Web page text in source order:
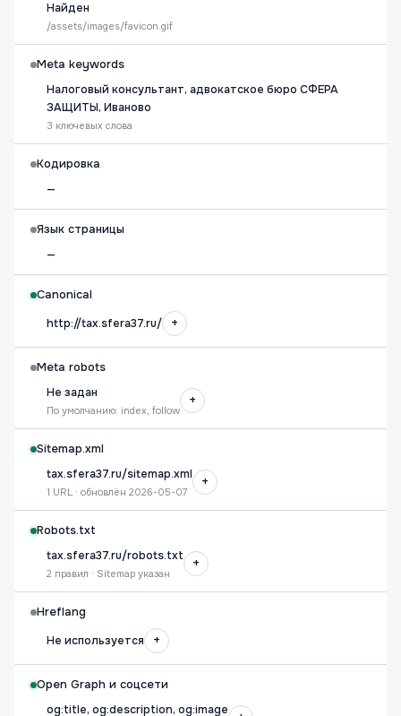
Найден
/assets/images/favicon.gif
Meta keywords
Налоговый консультант, адвокатское бюро СФЕРА
ЗАЩИТЫ, Иваново
3 ключевых слова
Кодировка
—
Язык страницы
—
Canonical
http://tax.sfera37.ru/
+
Meta robots
Не задан
По умолчанию: index, follow
+
Sitemap.xml
tax.sfera37.ru/sitemap.xml
1 URL · обновлён 2026-05-07
+
Robots.txt
tax.sfera37.ru/robots.txt
2 правил · Sitemap указан
+
Hreflang
Не используется
+
Open Graph и соцсети
og:title, og:description, og:image